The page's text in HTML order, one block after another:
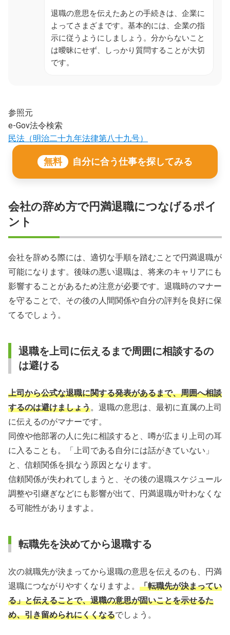
退職の意思を伝えたあとの手続きは、企業に
よってさまざまです。基本的には、企業の指
示に従うようにしましょう。分からないこと
は曖昧にせず、しっかり質問することが大切
です。
参照元
e-Gov法令検索
民法（明治二十九年法律第八十九号）
無料 自分に合う仕事を探してみる
会社の辞め方で円満退職につなげるポイ
ント
会社を辞める際には、適切な手順を踏むことで円満退職が
可能になります。後味の悪い退職は、将来のキャリアにも
影響することがあるため注意が必要です。退職時のマナー
を守ることで、その後の人間関係や自分の評判を良好に保
てるでしょう。
退職を上司に伝えるまで周囲に相談するの
は避ける
上司から公式な退職に関する発表があるまで、周囲へ相談
するのは避けましょう。退職の意思は、最初に直属の上司
に伝えるのがマナーです。
同僚や他部署の人に先に相談すると、噂が広まり上司の耳
に入ることも。「上司である自分には話がきていない」
と、信頼関係を損なう原因となります。
信頼関係が失われてしまうと、その後の退職スケジュール
調整や引継ぎなどにも影響が出て、円満退職が叶わなくな
る可能性がありますよ。
転職先を決めてから退職する
次の就職先が決まってから退職の意思を伝えるのも、円満
退職につながりやすくなりますよ。 「転職先が決まってい
る」と伝えることで、退職の意思が固いことを示せるた
め、引き留められにくくなるでしょう。